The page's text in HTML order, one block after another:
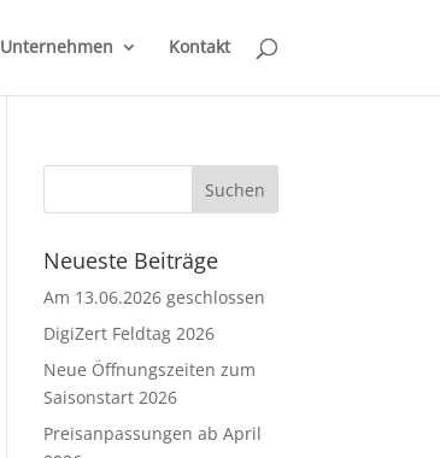
Unternehmen Kontakt
Neueste Beiträge
Am 13.06.2026 geschlossen
DigiZert Feldtag 2026
Neue Öffnungszeiten zum
Saisonstart 2026
Preisanpassungen ab April